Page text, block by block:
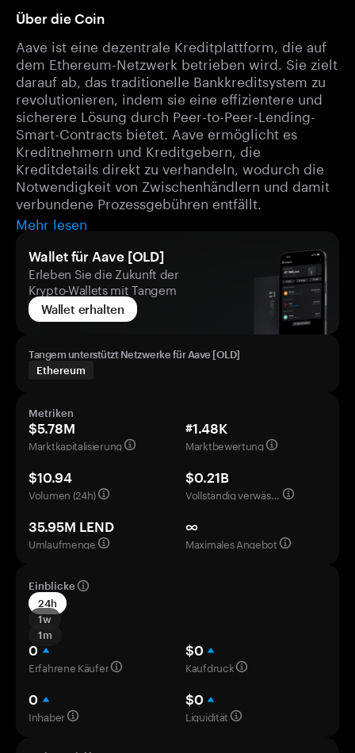
Über die Coin
Aave ist eine dezentrale Kreditplattform, die auf
dem Ethereum-Netzwerk betrieben wird. Sie zielt
darauf ab, das traditionelle Bankkreditsystem zu
revolutionieren, indem sie eine effizientere und
sicherere Lösung durch Peer-to-Peer-Lending-
Smart-Contracts bietet. Aave ermöglicht es
Kreditnehmern und Kreditgebern, die
Kreditdetails direkt zu verhandeln, wodurch die
Notwendigkeit von Zwischenhändlern und damit
verbundene Prozessgebühren entfällt.
Mehr lesen
Wallet für Aave [OLD]
Erleben Sie die Zukunft der
Krypto-Wallets mit Tangem
Wallet erhalten
Tangem unterstützt Netzwerke für Aave [OLD]
Ethereum
Metriken
$5.78M
Marktkapitalisierung
#1.48K
Marktbewertung
$10.94
Volumen (24h)
$0.21B
Vollständig verwässerte Bewertung
35.95M LEND
Umlaufmenge
∞
Maximales Angebot
Einblicke
24h
1w
1m
0
Erfahrene Käufer
$0
Kaufdruck
0
Inhaber
$0
Liquidität